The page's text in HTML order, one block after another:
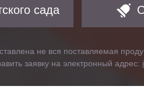
сада
не вся поставляемая
заявку на электронный адрес: